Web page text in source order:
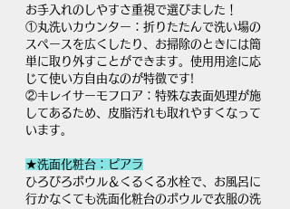
お手入れのしやすさ重視で選びました！
①丸洗いカウンター：折りたたんで洗い場の
スペースを広くしたり、お掃除のときには簡
単に取り外すことができます。使用用途に応
じて使い方自由なのが特徴です!
②キレイサーモフロア：特殊な表面処理が施
してあるため、皮脂汚れも取れやすくなって
います。
★洗面化粧台：ピアラ
ひろびろボウル＆くるくる水栓で、お風呂に
行かなくても洗面化粧台のボウルで衣服の洗